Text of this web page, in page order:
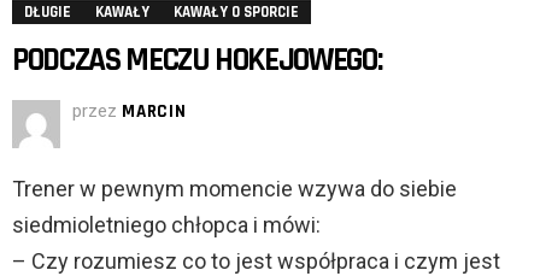
DŁUGIE KAWAŁY KAWAŁY O SPORCIE
PODCZAS MECZU HOKEJOWEGO:
przez MARCIN
Trener w pewnym momencie wzywa do siebie
siedmioletniego chłopca i mówi:
– Czy rozumiesz co to jest współpraca i czym jest